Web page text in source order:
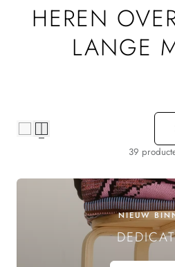
V
A
HEREN
LANGE
39
NIEUW